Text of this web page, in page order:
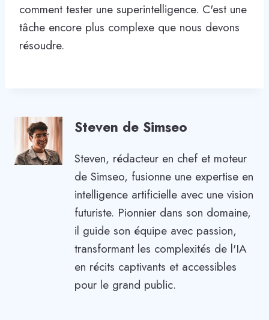
comment tester une superintelligence. C'est une
tâche encore plus complexe que nous devons
résoudre.
Steven de Simseo
Steven, rédacteur en chef et moteur
de Simseo, fusionne une expertise en
intelligence artificielle avec une vision
futuriste. Pionnier dans son domaine,
il guide son équipe avec passion,
transformant les complexités de l'IA
en récits captivants et accessibles
pour le grand public.